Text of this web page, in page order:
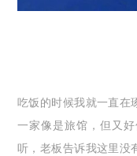
吃饭的时候我就一直在
一家像是旅馆，但又
听，老板告诉我这里没